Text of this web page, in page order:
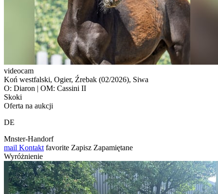
videocam
Koń westfalski, Ogier, Źrebak (02/2026), Siwa
O: Diaron | OM: Cassini II
Skoki
Oferta na aukcji
DE
Mnster-Handorf
mail Kontakt favorite Zapisz Zapamiętane
Wyróżnienie